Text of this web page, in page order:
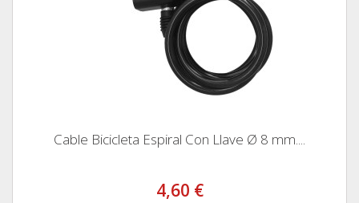
Cable Bicicleta Espiral Con Llave Ø 8 mm....
4,60 €